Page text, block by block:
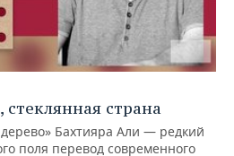
страна
Бахтияра Али — редкий
поля перевод современного